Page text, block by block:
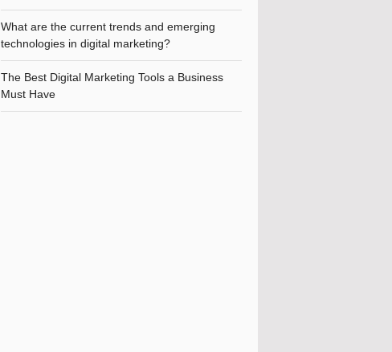
What are the current trends and emerging
technologies in digital marketing?
The Best Digital Marketing Tools a Business
Must Have